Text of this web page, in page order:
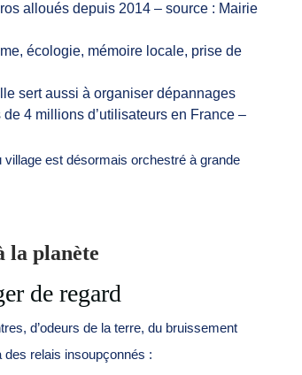
alloués depuis 2014 – source : Mairie
écologie, mémoire locale, prise de
sert aussi à organiser dépannages
4 millions d’utilisateurs en France –
village est désormais orchestré à grande
la planète
de regard
d’odeurs de la terre, du bruissement
des relais insoupçonnés :